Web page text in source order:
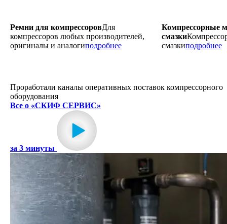
Ремни для компрессоровДля
компрессоров любых производителей,
оригиналы и аналогиподробнее
Компрессорные
смазки
смазкиподробнее
Проработали каналы оперативных поставок компрессорного
оборудования
Все о «СКИФ СЕРВИС»
за 3 минуты